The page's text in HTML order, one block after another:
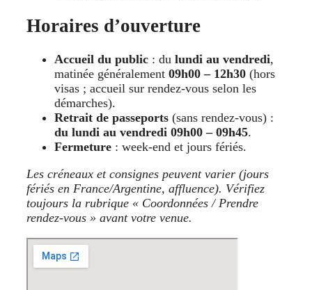
Horaires d’ouverture
Accueil du public : du lundi au vendredi,
matinée généralement 09h00 – 12h30 (hors
visas ; accueil sur rendez-vous selon les
démarches).
Retrait de passeports (sans rendez-vous) :
du lundi au vendredi 09h00 – 09h45.
Fermeture : week-end et jours fériés.
Les créneaux et consignes peuvent varier (jours
fériés en France/Argentine, affluence). Vérifiez
toujours la rubrique « Coordonnées / Prendre
rendez-vous » avant votre venue.